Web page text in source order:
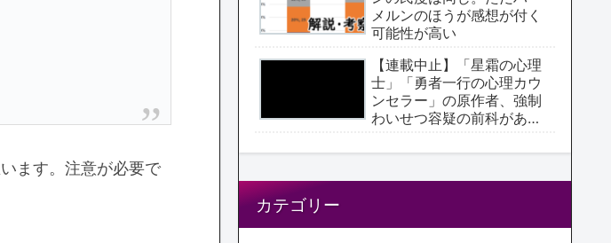
ます。注意が必要で
メルンのほうが感想が付く
可能性が高い
【連載中止】「星霜の心理
士」「勇者一行の心理カウ
ンセラー」の原作者、強制
わいせつ容疑の前科があっ
カテゴリー